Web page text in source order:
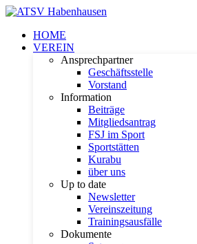
HOME
VEREIN
Ansprechpartner
Geschäftsstelle
Vorstand
Information
Beiträge
Mitgliedsantrag
FSJ im Sport
Sportstätten
Kurabu
über uns
Up to date
Newsletter
Vereinszeitung
Trainingsausfälle
Dokumente